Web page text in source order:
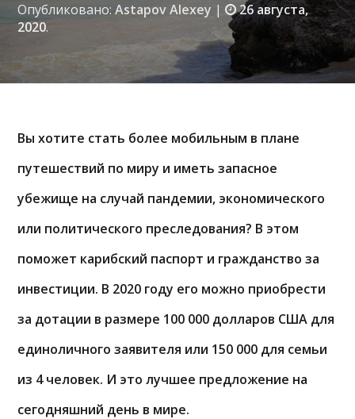
Опубликовано:Astapov Alexey |
26 августа,
2020.
Вы хотите стать более мобильным в плане
путешествий по миру и иметь запасное
убежище на случай пандемии, экономического
или политического преследования? В этом
поможет карибский паспорт и гражданство за
инвестиции. В 2020 году его можно приобрести
за дотации в размере 100 000 долларов США для
единоличного заявителя или 150 000 для семьи
из 4 человек. И это лучшее предложение на
сегодняшний день в мире.